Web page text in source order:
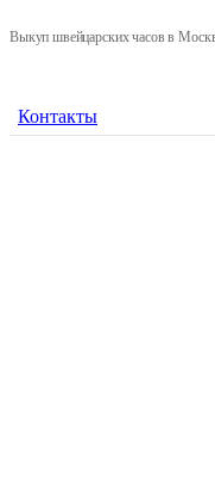
Выкуп швейцарских часов в
Контакты